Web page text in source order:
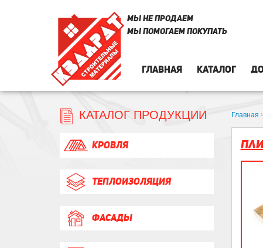
МЫ НЕ ПРОДАЕМ
МЫ ПОМОГАЕМ ПОКУПАТЬ
ГЛАВНАЯ КАТАЛОГ
КАТАЛОГ ПРОДУКЦИИ
КРОВЛЯ
ТЕПЛОИЗОЛЯЦИЯ
ФАСАДЫ
Главная